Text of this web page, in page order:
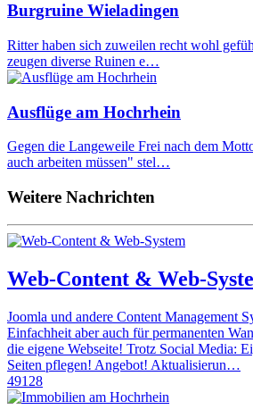
Burgruine Wieladingen
Ritter haben sich zuweilen recht wohl
zeugen diverse Ruinen e…
Ausflüge am Hochrhein
Gegen die Langeweile Frei nach dem
auch arbeiten müssen" stel…
Weitere Nachrichten
Web-Content & Web-
Joomla und andere Content Management
Einfachheit aber auch für permanenten
die eigene Webseite! Trotz Social Media:
Seiten pflegen! Angebot! Aktualisierun…
49128